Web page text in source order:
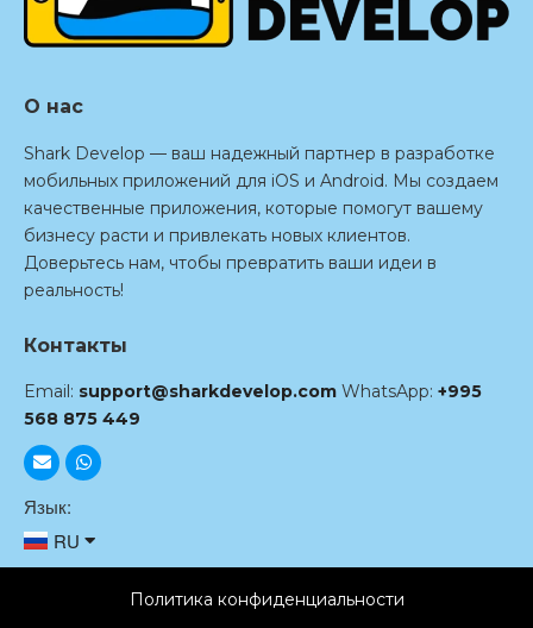
О нас
Shark Develop — ваш надежный партнер в разработке
мобильных приложений для iOS и Android. Мы создаем
качественные приложения, которые помогут вашему
бизнесу расти и привлекать новых клиентов.
Доверьтесь нам, чтобы превратить ваши идеи в
реальность!
Контакты
Email: support@sharkdevelop.com WhatsApp: +995
568 875 449
Язык:
RU
EN
Политика конфиденциальности